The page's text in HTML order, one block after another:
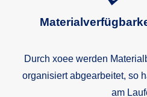
Durch xoee werden
organisiert abgearbeitet, so
am